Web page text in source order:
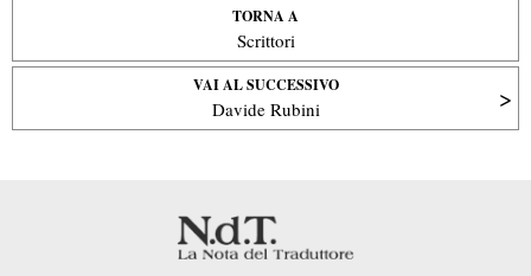
TORNA A
Scrittori
VAI AL SUCCESSIVO
Davide Rubini